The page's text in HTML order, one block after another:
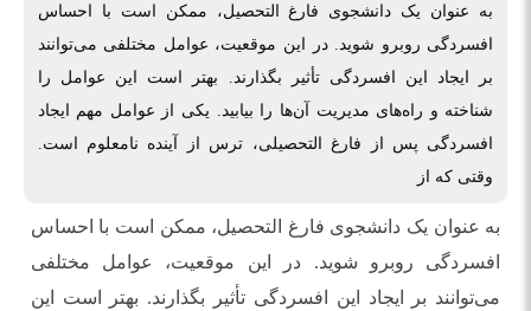
به عنوان یک دانشجوی فارغ التحصیل، ممکن است با احساس
افسردگی روبرو شوید. در این موقعیت، عوامل مختلفی می‌توانند
بر ایجاد این افسردگی تأثیر بگذارند. بهتر است این عوامل را
شناخته و راه‌های مدیریت آن‌ها را بیابید. یکی از عوامل مهم ایجاد
افسردگی پس از فارغ التحصیلی، ترس از آینده نامعلوم است.
وقتی که از
به عنوان یک دانشجوی فارغ التحصیل، ممکن است با احساس
افسردگی روبرو شوید. در این موقعیت، عوامل مختلفی
می‌توانند بر ایجاد این افسردگی تأثیر بگذارند. بهتر است این